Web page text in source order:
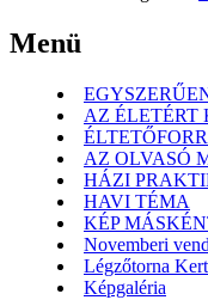
Menü
AZ ÉLETÉRT
AZ OLVASÓ
HÁZI
HAVI TÉMA
KÉP
Novemberi
Légzőtorna
Képgaléria